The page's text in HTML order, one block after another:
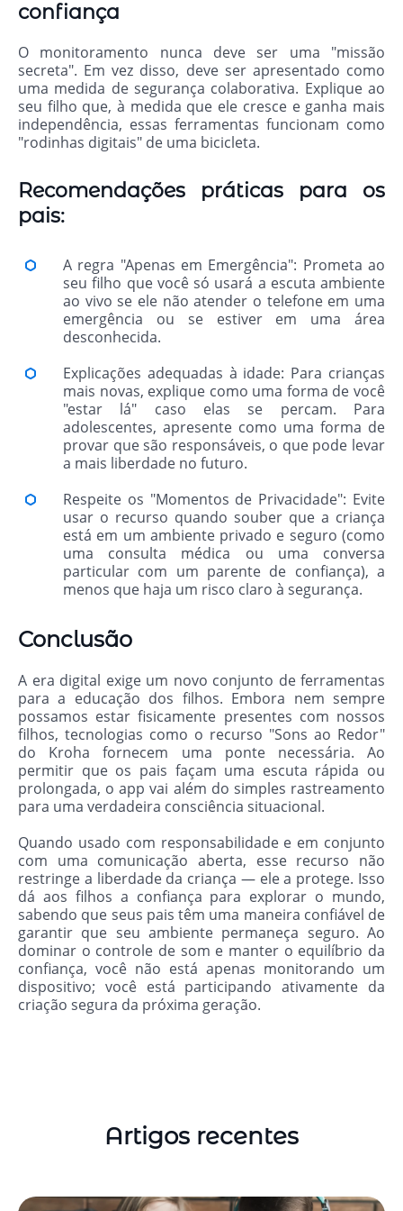
confiança
O monitoramento nunca deve ser uma "missão
secreta". Em vez disso, deve ser apresentado como
uma medida de segurança colaborativa. Explique ao
seu filho que, à medida que ele cresce e ganha mais
independência, essas ferramentas funcionam como
"rodinhas digitais" de uma bicicleta.
Recomendações práticas para os
pais:
A regra "Apenas em Emergência": Prometa ao
seu filho que você só usará a escuta ambiente
ao vivo se ele não atender o telefone em uma
emergência ou se estiver em uma área
desconhecida.
Explicações adequadas à idade: Para crianças
mais novas, explique como uma forma de você
"estar lá" caso elas se percam. Para
adolescentes, apresente como uma forma de
provar que são responsáveis, o que pode levar
a mais liberdade no futuro.
Respeite os "Momentos de Privacidade": Evite
usar o recurso quando souber que a criança
está em um ambiente privado e seguro (como
uma consulta médica ou uma conversa
particular com um parente de confiança), a
menos que haja um risco claro à segurança.
Conclusão
A era digital exige um novo conjunto de ferramentas
para a educação dos filhos. Embora nem sempre
possamos estar fisicamente presentes com nossos
filhos, tecnologias como o recurso "Sons ao Redor"
do Kroha fornecem uma ponte necessária. Ao
permitir que os pais façam uma escuta rápida ou
prolongada, o app vai além do simples rastreamento
para uma verdadeira consciência situacional.
Quando usado com responsabilidade e em conjunto
com uma comunicação aberta, esse recurso não
restringe a liberdade da criança — ele a protege. Isso
dá aos filhos a confiança para explorar o mundo,
sabendo que seus pais têm uma maneira confiável de
garantir que seu ambiente permaneça seguro. Ao
dominar o controle de som e manter o equilíbrio da
confiança, você não está apenas monitorando um
dispositivo; você está participando ativamente da
criação segura da próxima geração.
Artigos recentes